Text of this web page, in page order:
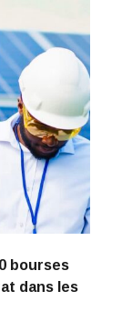
bourses
dans les